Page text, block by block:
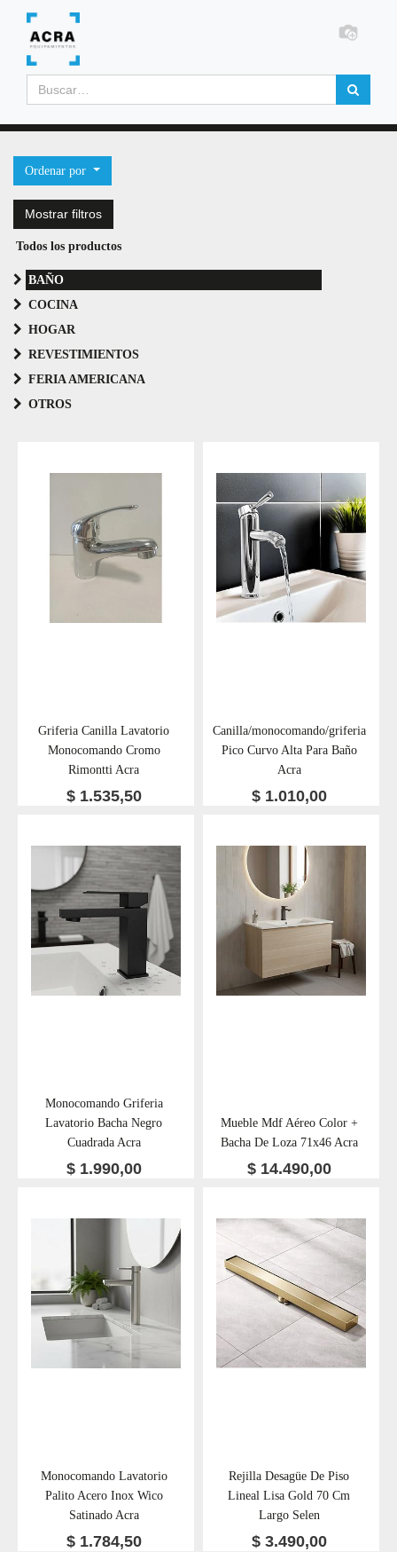
Ordenar por
Mostrar filtros
Todos los productos
BAÑO
COCINA
HOGAR
REVESTIMIENTOS
FERIA AMERICANA
OTROS
Griferia Canilla Lavatorio
Monocomando Cromo
Rimontti Acra
$ 1.535,50
Canilla/monocomando/griferia
Pico Curvo Alta Para Baño
Acra
$ 1.010,00
Monocomando Griferia
Lavatorio Bacha Negro
Cuadrada Acra
$ 1.990,00
Mueble Mdf Aéreo Color +
Bacha De Loza 71x46 Acra
$ 14.490,00
Monocomando Lavatorio
Palito Acero Inox Wico
Satinado Acra
$ 1.784,50
Rejilla Desagüe De Piso
Lineal Lisa Gold 70 Cm
Largo Selen
$ 3.490,00